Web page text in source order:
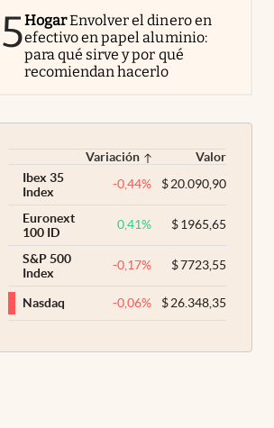
5HogarEnvolver el dinero en
efectivo en papel aluminio:
para qué sirve y por qué
recomiendan hacerlo
Variación
Valor
Ibex 35
Index
-0,44% $20.090,90
Euronext
100 ID
0,41% $1965,65
S&P 500
Index
-0,17% $7723,55
Nasdaq -0,06% $26.348,35